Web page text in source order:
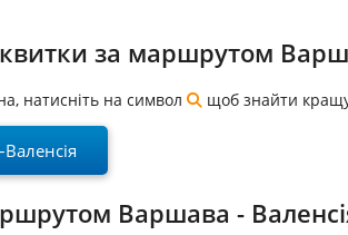
за маршрутом
натисніть на символ щоб знайти
Варшава -